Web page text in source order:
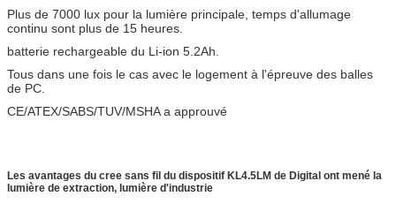
Plus de 7000 lux pour la lumière principale, temps d'allumage
continu sont plus de 15 heures.
batterie rechargeable du Li-ion 5.2Ah.
Tous dans une fois le cas avec le logement à l'épreuve des balles
de PC.
CE/ATEX/SABS/TUV/MSHA a approuvé
Les avantages du cree sans fil du dispositif KL4.5LM de Digital ont mené la
lumière de extraction, lumière d'industrie